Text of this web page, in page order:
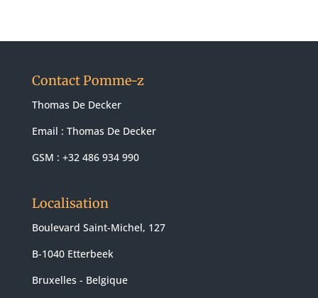
Contact Pomme-z
Thomas De Decker
Email : Thomas De Decker
GSM : +32 486 934 990
Localisation
Boulevard Saint-Michel, 127
B-1040 Etterbeek
Bruxelles - Belgique